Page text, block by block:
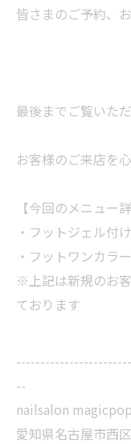
皆さまのご予約、
最後までご覧いた
お客様のご来店を
【今回のメニュー詳
・フットジェル
・フットワンカ
※上記は新規のお
ております
--
nailsalon magicpop
愛知県名古屋市西